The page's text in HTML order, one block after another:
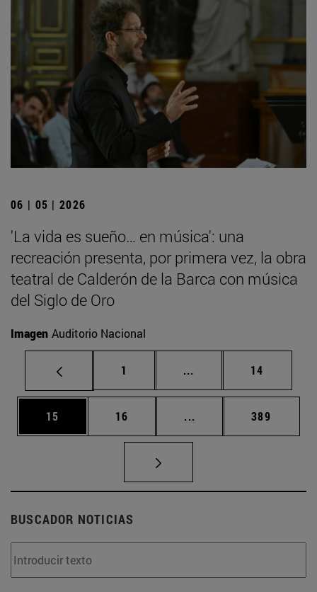
06 | 05 | 2026
'La vida es sueño… en música': una
recreación presenta, por primera vez, la obra
teatral de Calderón de la Barca con música
del Siglo de Oro
Imagen Auditorio Nacional
Página
1 ... Páginas intermedias
Página
14
Página
15 Página
16 ... Páginas intermedias
Página
389
BUSCADOR NOTICIAS